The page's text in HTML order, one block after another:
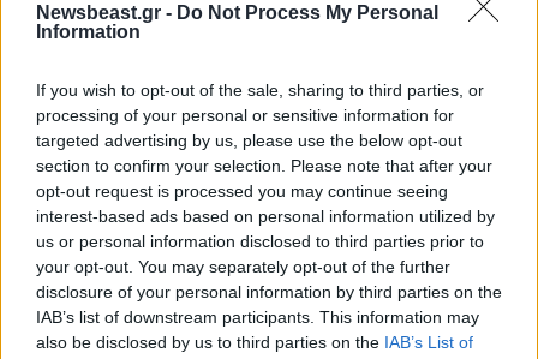
Newsbeast.gr - Do Not Process My Personal
Information
If you wish to opt-out of the sale, sharing to third parties, or
processing of your personal or sensitive information for
targeted advertising by us, please use the below opt-out
section to confirm your selection. Please note that after your
opt-out request is processed you may continue seeing
interest-based ads based on personal information utilized by
us or personal information disclosed to third parties prior to
your opt-out. You may separately opt-out of the further
disclosure of your personal information by third parties on the
IAB’s list of downstream participants. This information may
also be disclosed by us to third parties on the IAB’s List of
LIFESTYLE 08·08·2026 09:01